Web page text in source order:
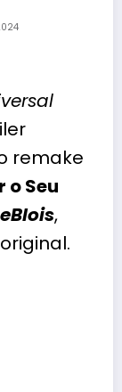
remake
o Seu
,